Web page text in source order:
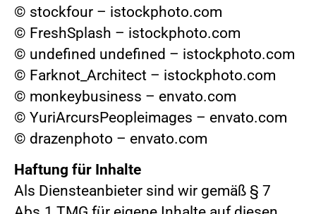
© stockfour – istockphoto.com
© FreshSplash – istockphoto.com
© undefined undefined – istockphoto.com
© Farknot_Architect – istockphoto.com
© monkeybusiness – envato.com
© YuriArcursPeopleimages – envato.com
© drazenphoto – envato.com
Haftung für Inhalte
Als Diensteanbieter sind wir gemäß § 7